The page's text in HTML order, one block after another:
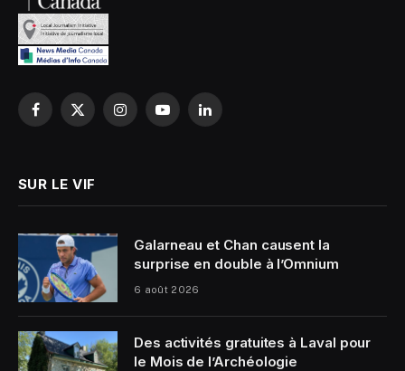
Facebook
X
InstagramYouTubeLinkedIn
SUR LE VIF
Galarneau et Chan causent la
surprise en double à l’Omnium
6 août 2026
Des activités gratuites à Laval pour
le Mois de l’Archéologie